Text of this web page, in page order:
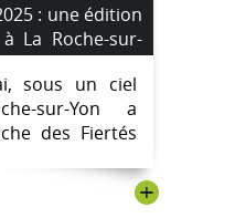
: une édition
La Roche-sur-
sous un ciel
sur-Yon a
des Fiertés
+